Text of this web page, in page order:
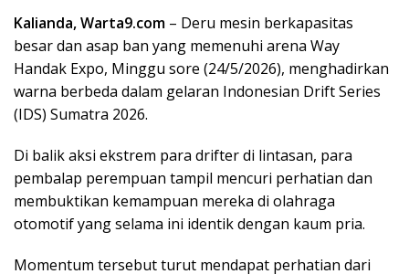
Kalianda, Warta9.com – Deru mesin berkapasitas
besar dan asap ban yang memenuhi arena Way
Handak Expo, Minggu sore (24/5/2026), menghadirkan
warna berbeda dalam gelaran Indonesian Drift Series
(IDS) Sumatra 2026.
Di balik aksi ekstrem para drifter di lintasan, para
pembalap perempuan tampil mencuri perhatian dan
membuktikan kemampuan mereka di olahraga
otomotif yang selama ini identik dengan kaum pria.
Momentum tersebut turut mendapat perhatian dari